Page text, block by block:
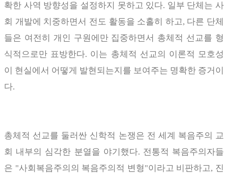
확한 사역 방향성을 설정하지 못하고 있다. 일부 단체는 사
회 개발에 치중하면서 전도 활동을 소홀히 하고, 다른 단체
들은 여전히 개인 구원에만 집중하면서 총체적 선교를 형
식적으로만 표방한다. 이는 총체적 선교의 이론적 모호성
이 현실에서 어떻게 발현되는지를 보여주는 명확한 증거이
다.
총체적 선교를 둘러싼 신학적 논쟁은 전 세계 복음주의 교
회 내부의 심각한 분열을 야기했다. 전통적 복음주의자들
은 "사회복음주의의 복음주의적 변형"이라고 비판하고, 진